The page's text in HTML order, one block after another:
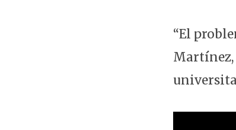
“El
Martínez,